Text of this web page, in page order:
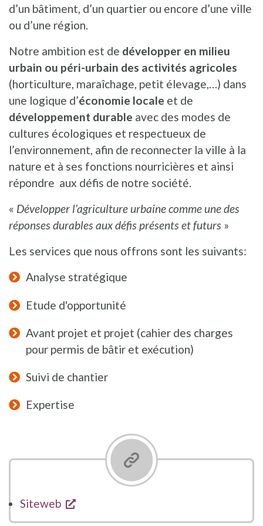
d’un bâtiment, d’un quartier ou encore d’une ville
ou d’une région.
Notre ambition est de développer en milieu
urbain ou péri-urbain des activités agricoles
(horticulture, maraîchage, petit élevage,…) dans
une logique d’économie locale et de
développement durable avec des modes de
cultures écologiques et respectueux de
l’environnement, afin de reconnecter la ville à la
nature et à ses fonctions nourricières et ainsi
répondre aux défis de notre société.
« Développer l’agriculture urbaine comme une des
réponses durables aux défis présents et futurs »
Les services que nous offrons sont les suivants:
Analyse stratégique
Etude d'opportunité
Avant projet et projet (cahier des charges
pour permis de bâtir et exécution)
Suivi de chantier
Expertise
Siteweb opent een nieuw venster